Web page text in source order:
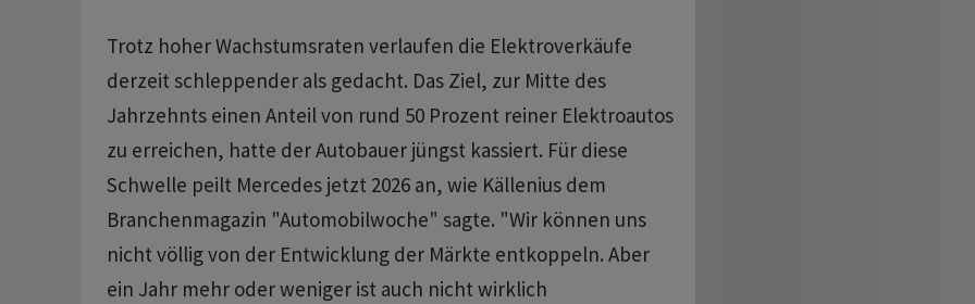
Trotz hoher Wachstumsraten verlaufen die Elektroverkäufe
derzeit schleppender als gedacht. Das Ziel, zur Mitte des
Jahrzehnts einen Anteil von rund 50 Prozent reiner Elektroautos
zu erreichen, hatte der Autobauer jüngst kassiert. Für diese
Schwelle peilt Mercedes jetzt 2026 an, wie Källenius dem
Branchenmagazin "Automobilwoche" sagte. "Wir können uns
nicht völlig von der Entwicklung der Märkte entkoppeln. Aber
ein Jahr mehr oder weniger ist auch nicht wirklich